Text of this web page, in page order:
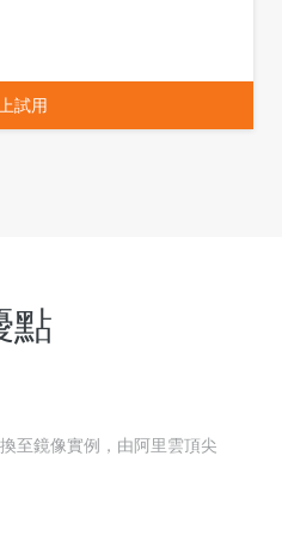
試用
點
至鏡像實例，由阿里雲頂尖